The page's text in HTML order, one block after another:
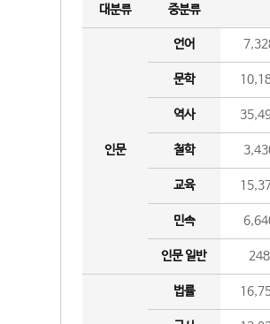
대분류
중분류
인문
언어
문학
역사
철학
교육
민속
인문 일반 248
법률